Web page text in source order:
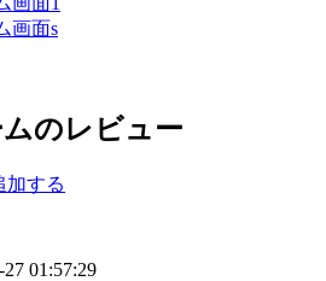
のレビュー
加する
27 01:57:29